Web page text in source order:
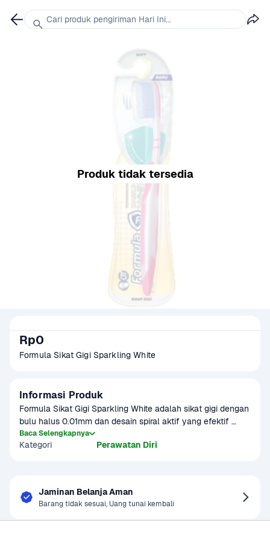
Produk tidak tersedia
Rp0
Formula Sikat Gigi Sparkling White
Informasi Produk
Formula Sikat Gigi Sparkling White adalah sikat gigi dengan
bulu halus 0.01mm dan desain spiral aktif yang efektif
mengangkat noda, menjadikan gigi tampak lebih putih
alami. Bulu spiral aktif membantu menyebarkan pasta gigi
kepadatan tinggi untuk pembersihan plak yang lebih efektif
Baca Selengkapnya
Kategori Perawatan Diri
Jaminan Belanja Aman
Barang tidak sesuai, Uang tunai kembali
Cari produk pengiriman Hari Ini...